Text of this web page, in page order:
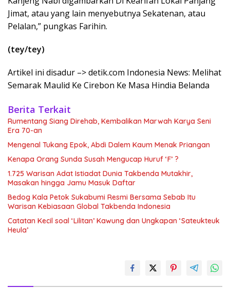
Jimat, atau yang lain menyebutnya Sekatenan, atau
Pelalan,” pungkas Farihin.
(tey/tey)
Artikel ini disadur –> detik.com Indonesia News: Melihat
Semarak Maulid Ke Cirebon Ke Masa Hindia Belanda
Berita Terkait
Rumentang Siang Direhab, Kembalikan Marwah Karya Seni
Era 70-an
Mengenal Tukang Epok, Abdi Dalem Kaum Menak Priangan
Kenapa Orang Sunda Susah Mengucap Huruf ‘F’ ?
1.725 Warisan Adat Istiadat Dunia Takbenda Mutakhir,
Masakan hingga Jamu Masuk Daftar
Bedog Kala Petok Sukabumi Resmi Bersama Sebab Itu
Warisan Kebiasaan Global Takbenda Indonesia
Catatan Kecil soal ‘Lilitan’ Kawung dan Ungkapan ‘Sateukteuk
Heula’